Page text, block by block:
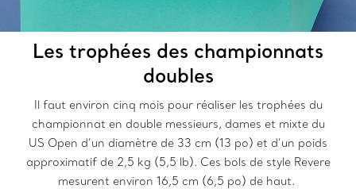
Les trophées des championnats
doubles
Il faut environ cinq mois pour réaliser les trophées du
championnat en double messieurs, dames et mixte du
US Open d’un diamètre de 33 cm (13 po) et d’un poids
approximatif de 2,5 kg (5,5 lb). Ces bols de style Revere
mesurent environ 16,5 cm (6,5 po) de haut.